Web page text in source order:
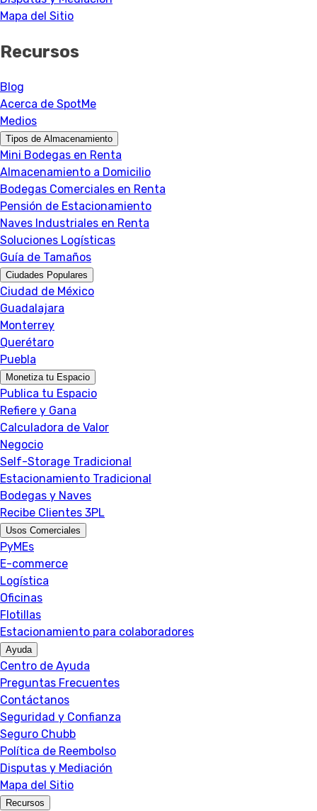
Mapa del Sitio
Recursos
Blog
Acerca de SpotMe
Medios
Tipos de Almacenamiento
Mini Bodegas en Renta
Almacenamiento a Domicilio
Bodegas Comerciales en Renta
Pensión de Estacionamiento
Naves Industriales en Renta
Soluciones Logísticas
Guía de Tamaños
Ciudades Populares
Ciudad de México
Guadalajara
Monterrey
Querétaro
Puebla
Monetiza tu Espacio
Publica tu Espacio
Refiere y Gana
Calculadora de Valor
Negocio
Self-Storage Tradicional
Estacionamiento Tradicional
Bodegas y Naves
Recibe Clientes 3PL
Usos Comerciales
PyMEs
E-commerce
Logística
Oficinas
Flotillas
Estacionamiento para colaboradores
Ayuda
Centro de Ayuda
Preguntas Frecuentes
Contáctanos
Seguridad y Confianza
Seguro Chubb
Política de Reembolso
Disputas y Mediación
Mapa del Sitio
Recursos